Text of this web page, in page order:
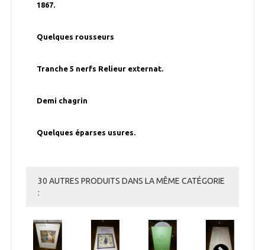
1867.
Quelques rousseurs
Tranche 5 nerfs Relieur externat.
Demi chagrin
Quelques éparses usures.
30 AUTRES PRODUITS DANS LA MÊME CATÉGORIE
: